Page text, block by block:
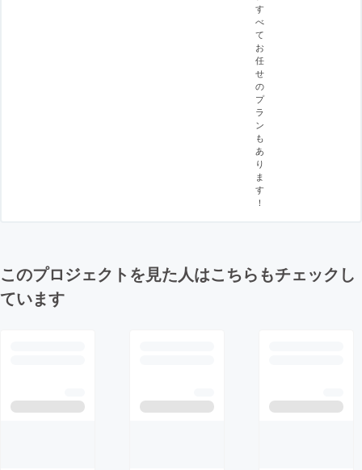
す
べ
て
お
任
せ
の
プ
ラ
ン
も
あ
り
ま
す
！
このプロジェクトを見た人はこちらもチェックし
ています